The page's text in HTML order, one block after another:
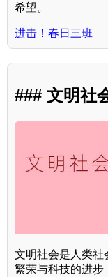
希望。
进击！春日三班
### 文明社
文明社会是人类社
繁荣与科技的进步